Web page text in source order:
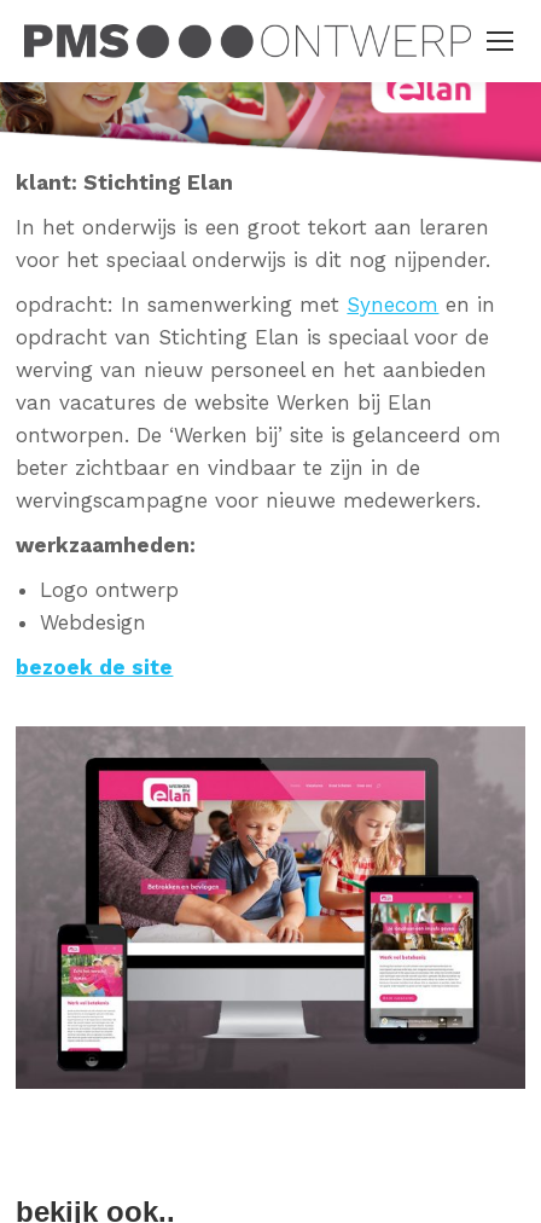
klant: Stichting Elan
In het onderwijs is een groot tekort aan leraren
voor het speciaal onderwijs is dit nog nijpender.
opdracht: In samenwerking met Synecom en in
opdracht van Stichting Elan is speciaal voor de
werving van nieuw personeel en het aanbieden
van vacatures de website Werken bij Elan
ontworpen. De ‘Werken bij’ site is gelanceerd om
beter zichtbaar en vindbaar te zijn in de
wervingscampagne voor nieuwe medewerkers.
werkzaamheden:
Logo ontwerp
Webdesign
bezoek de site
bekijk ook..